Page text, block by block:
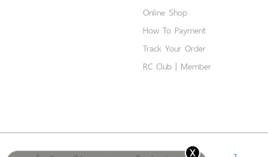
x
Online Shop
How To Payment
Track Your Order
RC Club | Member